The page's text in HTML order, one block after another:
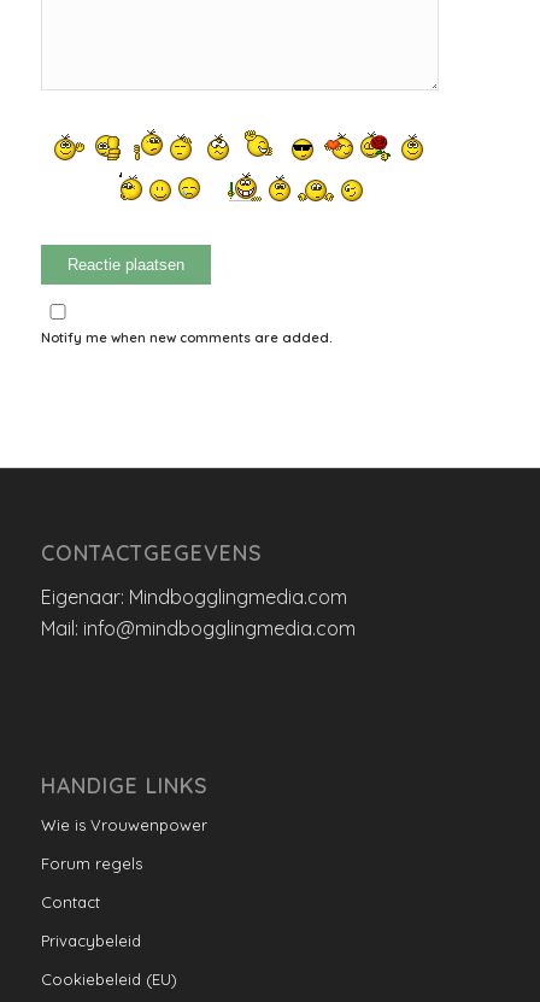
Notify me when new comments are added.
CONTACTGEGEVENS
Eigenaar: Mindbogglingmedia.com
Mail: info@mindbogglingmedia.com
HANDIGE LINKS
Wie is Vrouwenpower
Forum regels
Contact
Privacybeleid
Cookiebeleid (EU)